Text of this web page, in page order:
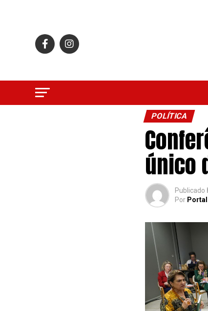
POLÍTICA
único
Publicado
Por